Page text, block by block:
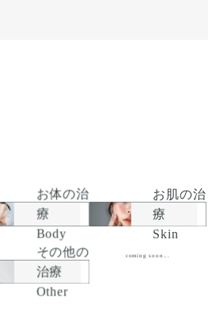
お体の治
療
Body
お肌の治
療
Skin
coming soon...
その他の
治療
Other